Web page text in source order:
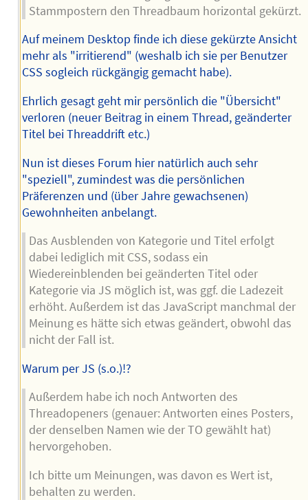
Stammpostern den Threadbaum horizontal gekürzt.
Auf meinem Desktop finde ich diese gekürzte Ansicht
mehr als "irritierend" (weshalb ich sie per Benutzer
CSS sogleich rückgängig gemacht habe).
Ehrlich gesagt geht mir persönlich die "Übersicht"
verloren (neuer Beitrag in einem Thread, geänderter
Titel bei Threaddrift etc.)
Nun ist dieses Forum hier natürlich auch sehr
"speziell", zumindest was die persönlichen
Präferenzen und (über Jahre gewachsenen)
Gewohnheiten anbelangt.
Das Ausblenden von Kategorie und Titel erfolgt
dabei lediglich mit CSS, sodass ein
Wiedereinblenden bei geänderten Titel oder
Kategorie via JS möglich ist, was ggf. die Ladezeit
erhöht. Außerdem ist das JavaScript manchmal der
Meinung es hätte sich etwas geändert, obwohl das
nicht der Fall ist.
Warum per JS (s.o.)!?
Außerdem habe ich noch Antworten des
Threadopeners (genauer: Antworten eines Posters,
der denselben Namen wie der TO gewählt hat)
hervorgehoben.
Ich bitte um Meinungen, was davon es Wert ist,
behalten zu werden.